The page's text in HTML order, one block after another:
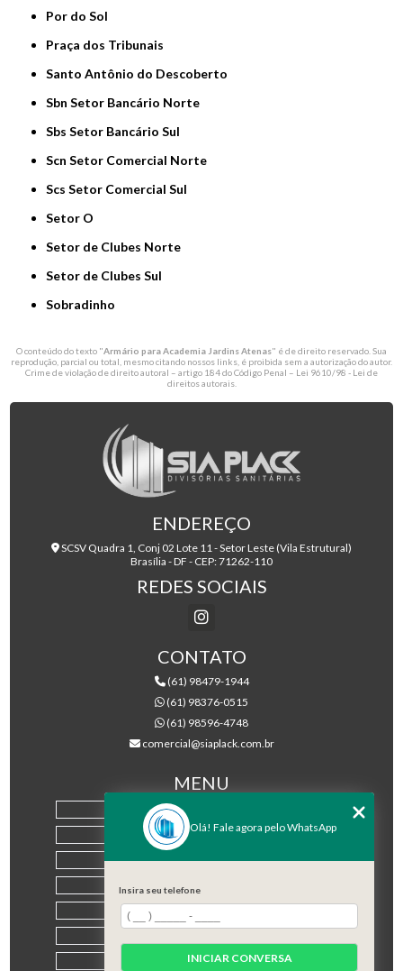
Por do Sol
Praça dos Tribunais
Santo Antônio do Descoberto
Sbn Setor Bancário Norte
Sbs Setor Bancário Sul
Scn Setor Comercial Norte
Scs Setor Comercial Sul
Setor O
Setor de Clubes Norte
Setor de Clubes Sul
Sobradinho
O conteúdo do texto "Armário para Academia Jardins Atenas" é de direito reservado. Sua
reprodução, parcial ou total, mesmo citando nossos links, é proibida sem a autorização do autor.
Crime de violação de direito autoral – artigo 184 do Código Penal – Lei 9610/98 - Lei de
direitos autorais.
ENDEREÇO
SCSV Quadra 1, Conj 02 Lote 11 - Setor Leste (Vila Estrutural)
Brasília - DF - CEP: 71262-110
REDES SOCIAIS
CONTATO
(61) 98479-1944
(61) 98376-0515
(61) 98596-4748
comercial@siaplack.com.br
MENU
EMPRESA
PRODUTOS
MAPA DO SITE
Olá! Fale agora pelo WhatsApp
Insira seu telefone
INICIAR CONVERSA